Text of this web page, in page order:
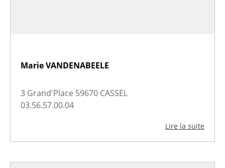
Marie VANDENABEELE
3 Grand'Place 59670 CASSEL
03.56.57.00.04
Lire la suite